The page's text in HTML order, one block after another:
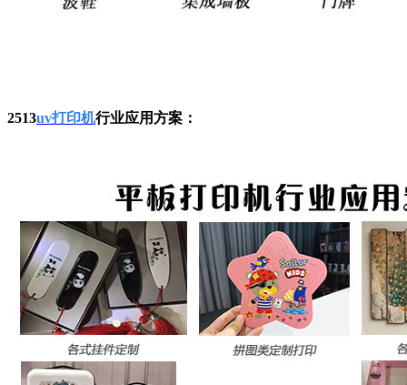
2513uv打印机行业应用方案：